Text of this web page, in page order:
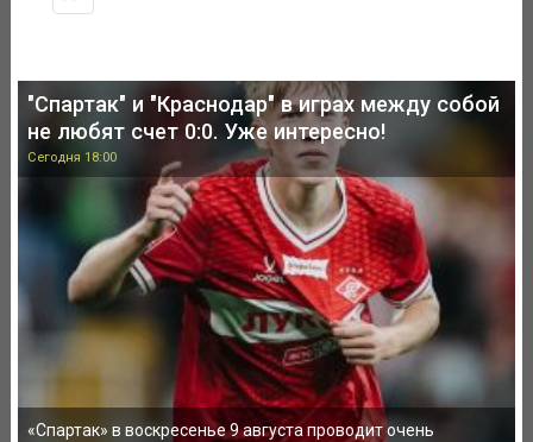
"Спартак" и "Краснодар" в играх между собой
не любят счет 0:0. Уже интересно!
Сегодня 18:00
«Спартак» в воскресенье 9 августа проводит очень